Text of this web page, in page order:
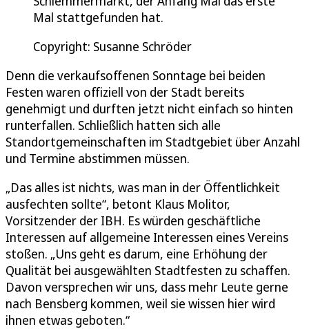
Mal stattgefunden hat.
Copyright: Susanne Schröder
Denn die verkaufsoffenen Sonntage bei beiden
Festen waren offiziell von der Stadt bereits
genehmigt und durften jetzt nicht einfach so hinten
runterfallen. Schließlich hatten sich alle
Standortgemeinschaften im Stadtgebiet über Anzahl
und Termine abstimmen müssen.
„Das alles ist nichts, was man in der Öffentlichkeit
ausfechten sollte“, betont Klaus Molitor,
Vorsitzender der IBH. Es würden geschäftliche
Interessen auf allgemeine Interessen eines Vereins
stoßen. „Uns geht es darum, eine Erhöhung der
Qualität bei ausgewählten Stadtfesten zu schaffen.
Davon versprechen wir uns, dass mehr Leute gerne
nach Bensberg kommen, weil sie wissen hier wird
ihnen etwas geboten.“